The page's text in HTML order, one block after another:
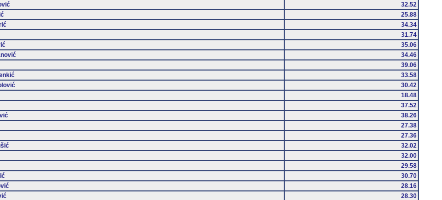
32.52
25.88
34.34
31.74
35.06
34.46
39.06
33.58
30.42
18.48
37.52
38.26
27.38
27.36
32.02
32.00
29.58
30.70
28.16
28.30